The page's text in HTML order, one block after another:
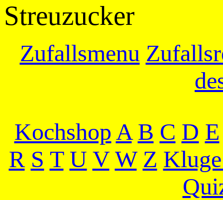
Streuzucker
Zufallsmenu
KochshopA B C D E
R S T U V W Z